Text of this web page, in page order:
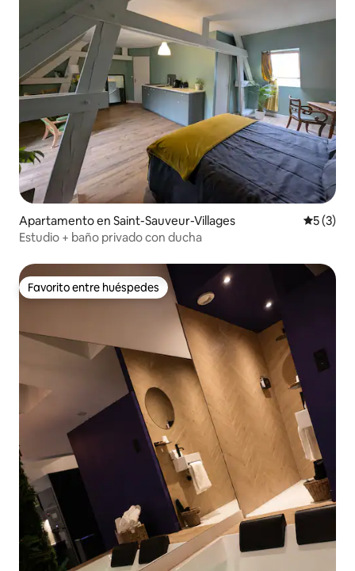
Apartamento en Saint-Sauveur-Villages
5 (3)
Estudio + baño privado con ducha
Favorito entre huéspedes
Favorito entre huéspedes